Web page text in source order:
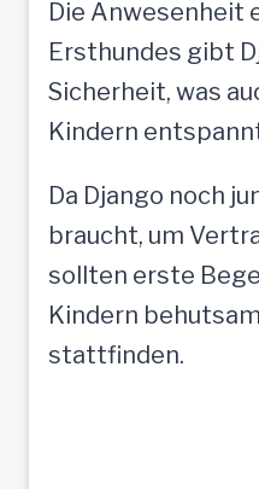
Die Anwesenheit
Ersthundes gibt
Sicherheit, was
Kindern
Da Django noch
braucht, um
sollten erste
Kindern
stattfinden.